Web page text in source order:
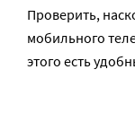
Проверить,
мобильного
этого есть